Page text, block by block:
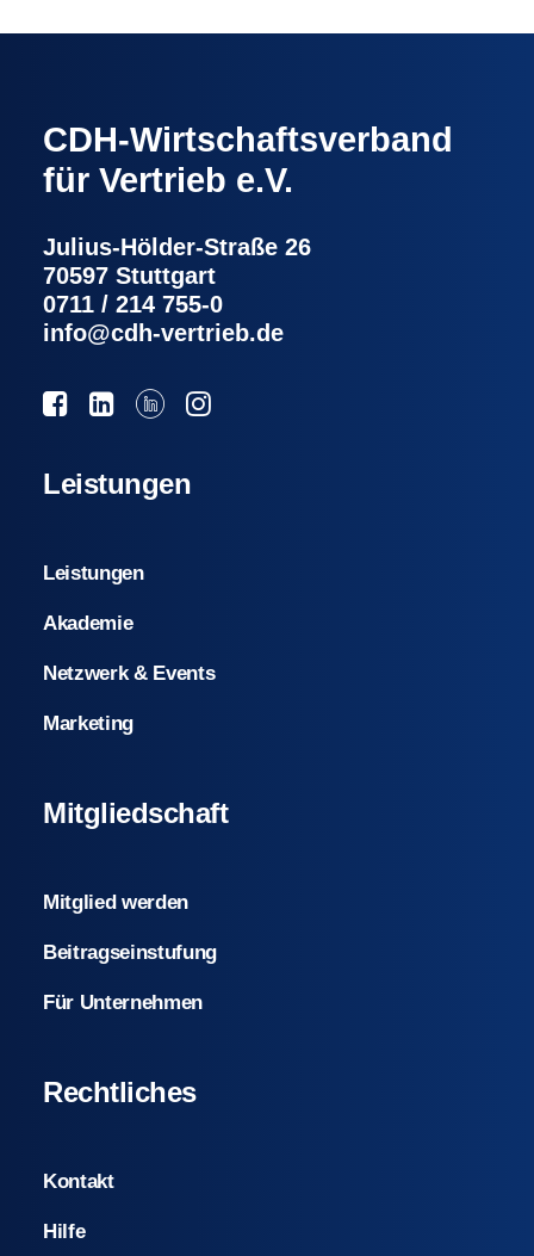
CDH-Wirtschaftsverband
für Vertrieb e.V.
Julius-Hölder-Straße 26
70597 Stuttgart
0711 / 214 755-0
info@cdh-vertrieb.de
Leistungen
Leistungen
Akademie
Netzwerk & Events
Marketing
Mitgliedschaft
Mitglied werden
Beitragseinstufung
Für Unternehmen
Rechtliches
Kontakt
Hilfe